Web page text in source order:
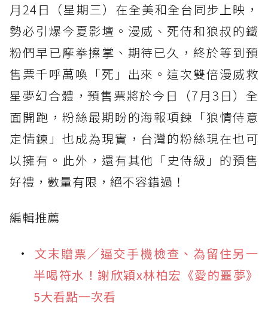
月24日（星期三）在全美和全台同步上映，
勢必引爆今夏影壇。漫威、死侍和狼叔的鐵
粉們早已摩拳擦掌、期待已久，終於等到預
售票千呼萬喚「死」出來。這次雙倍漫威救
星夢幻合體，預售票將於今日（7月3日）全
面開跑，粉絲最期盼的海報項鍊「狼情侍意
定情鍊」也成為現實，台灣的粉絲現在也可
以擁有。此外，還有其他「史侍級」的預售
好禮，數量有限，絕不容錯過！
編輯推薦
文末贈票／逼交手機檢查、為留住另一
半喝符水！謝欣穎x林柏宏《愛的噩夢》
5大看點一次看